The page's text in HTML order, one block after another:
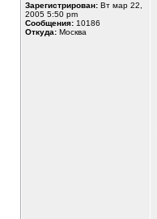
Зарегистрирован: Вт мар 22,
2005 5:50 pm
Сообщения: 10186
Откуда: Москва